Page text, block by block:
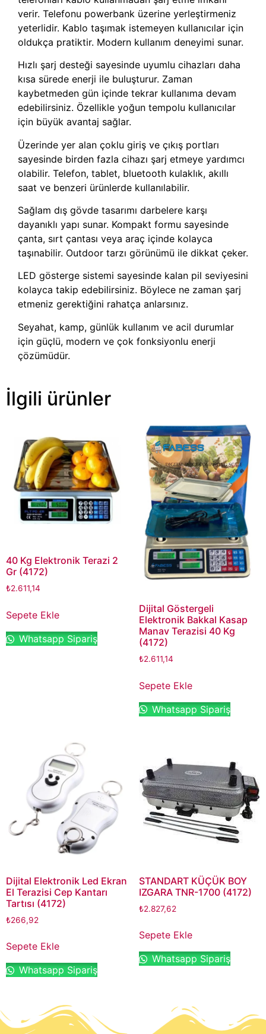
verir. Telefonu powerbank üzerine yerleştirmeniz
yeterlidir. Kablo taşımak istemeyen kullanıcılar için
oldukça pratiktir. Modern kullanım deneyimi sunar.
Hızlı şarj desteği sayesinde uyumlu cihazları daha
kısa sürede enerji ile buluşturur. Zaman
kaybetmeden gün içinde tekrar kullanıma devam
edebilirsiniz. Özellikle yoğun tempolu kullanıcılar
için büyük avantaj sağlar.
Üzerinde yer alan çoklu giriş ve çıkış portları
sayesinde birden fazla cihazı şarj etmeye yardımcı
olabilir. Telefon, tablet, bluetooth kulaklık, akıllı
saat ve benzeri ürünlerde kullanılabilir.
Sağlam dış gövde tasarımı darbelere karşı
dayanıklı yapı sunar. Kompakt formu sayesinde
çanta, sırt çantası veya araç içinde kolayca
taşınabilir. Outdoor tarzı görünümü ile dikkat çeker.
LED gösterge sistemi sayesinde kalan pil seviyesini
kolayca takip edebilirsiniz. Böylece ne zaman şarj
etmeniz gerektiğini rahatça anlarsınız.
Seyahat, kamp, günlük kullanım ve acil durumlar
için güçlü, modern ve çok fonksiyonlu enerji
çözümüdür.
İlgili ürünler
40 Kg Elektronik Terazi 2
Gr (4172)
₺2.611,14
Sepete Ekle
Whatsapp Sipariş
Dijital Göstergeli
Elektronik Bakkal Kasap
Manav Terazisi 40 Kg
(4172)
₺2.611,14
Sepete Ekle
Whatsapp Sipariş
Dijital Elektronik Led Ekran
El Terazisi Cep Kantarı
Tartısı (4172)
₺266,92
Sepete Ekle
Whatsapp Sipariş
STANDART KÜÇÜK BOY
IZGARA TNR-1700 (4172)
₺2.827,62
Sepete Ekle
Whatsapp Sipariş